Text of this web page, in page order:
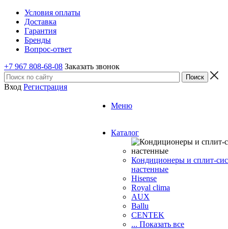
Условия оплаты
Доставка
Гарантия
Бренды
Вопрос-ответ
+7 967 808-68-08 Заказать звонок
Вход Регистрация
Меню
Каталог
Кондиционеры и сплит-
настенные
Hisense
Royal clima
AUX
Ballu
CENTEK
... Показать все